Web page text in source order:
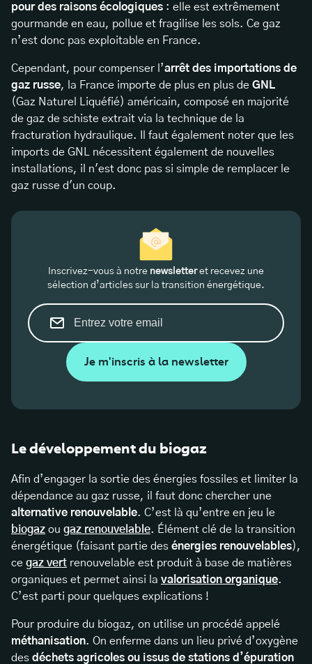
pour des raisons écologiques : elle est extrêmement
gourmande en eau, pollue et fragilise les sols. Ce gaz
n’est donc pas exploitable en France.
Cependant, pour compenser l’arrêt des importations de
gaz russe, la France importe de plus en plus de GNL
(Gaz Naturel Liquéfié) américain, composé en majorité
de gaz de schiste extrait via la technique de la
fracturation hydraulique. Il faut également noter que les
imports de GNL nécessitent également de nouvelles
installations, il n'est donc pas si simple de remplacer le
gaz russe d'un coup.
Inscrivez-vous à notre newsletteret recevez une
sélection d’articles sur la transition énergétique.
Je m'inscris à la newsletter
Le développement du biogaz
Afin d’engager la sortie des énergies fossiles et limiter la
dépendance au gaz russe, il faut donc chercher une
alternative renouvelable. C’est là qu’entre en jeu le
biogaz ou gaz renouvelable. Élément clé de la transition
énergétique (faisant partie des énergies renouvelables),
ce gaz vert renouvelable est produit à base de matières
organiques et permet ainsi la valorisation organique.
C’est parti pour quelques explications !
Pour produire du biogaz, on utilise un procédé appelé
méthanisation. On enferme dans un lieu privé d’oxygène
des déchets agricoles ou issus de stations d’épuration